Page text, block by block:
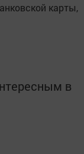
карты,
в